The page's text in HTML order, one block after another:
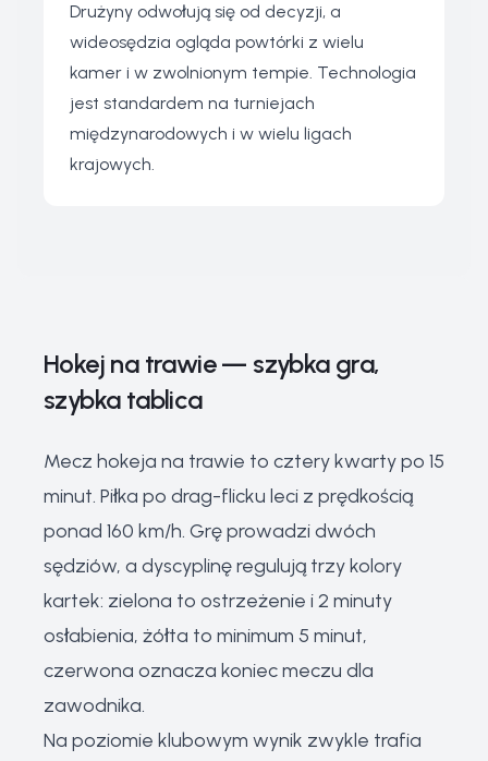
Drużyny odwołują się od decyzji, a
wideosędzia ogląda powtórki z wielu
kamer i w zwolnionym tempie. Technologia
jest standardem na turniejach
międzynarodowych i w wielu ligach
krajowych.
Hokej na trawie — szybka gra,
szybka tablica
Mecz hokeja na trawie to cztery kwarty po 15
minut. Piłka po drag-flicku leci z prędkością
ponad 160 km/h. Grę prowadzi dwóch
sędziów, a dyscyplinę regulują trzy kolory
kartek: zielona to ostrzeżenie i 2 minuty
osłabienia, żółta to minimum 5 minut,
czerwona oznacza koniec meczu dla
zawodnika.
Na poziomie klubowym wynik zwykle trafia